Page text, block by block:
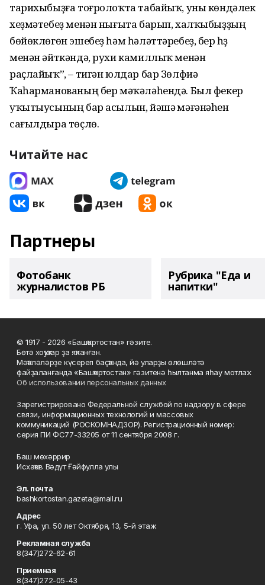
тарихыбыҙға тоғролоҡта табайыҡ, уны көндәлек
хеҙмәтебеҙ менән нығыта барып, халҡыбыҙҙың
бөйөклөгөн эшебеҙ һәм һәләт­тәребеҙ, бер һүҙ
менән әйткәндә, рухи камиллыҡ менән
раҫлайыҡ”, – тигән юлдар бар Зөлфиә
Ҡаһарманованың бер мәҡәләһендә. Был фекер
уҡытыусының бар асылын, йәшәү мәғәнәһен
сағылдыра төҫлө.
Читайте нас
Партнеры
Фотобанк
журналистов РБ
Рубрика "Еда и
напитки"
© 1917 - 2026 «Башҡортостан» гәзите.
Бөтә хоҡуҡтар ҙа яҡланған.
Мәҡәләләрҙе күсереп баҫҡанда, йә уларҙы өлөшләтә
файҙаланғанда «Башҡортостан» гәзитенә һылтанма яһау мотлаҡ.
Об использовании персональных данных
Зарегистрировано Федеральной службой по надзору в сфере
связи, информационных технологий и массовых
коммуникаций (РОСКОМНАДЗОР). Регистрационный номер:
серия ПИ ФС77-33205 от 11 сентября 2008 г.
Баш мөхәррир
Исхаҡов Вәдүт Ғәйфулла улы
Эл. почта
bashkortostan.gazeta@mail.ru
Адрес
г. Уфа, ул. 50 лет Октября, 13, 5-й этаж
Рекламная служба
8(347)272-62-61
Приемная
8(347)272-05-43